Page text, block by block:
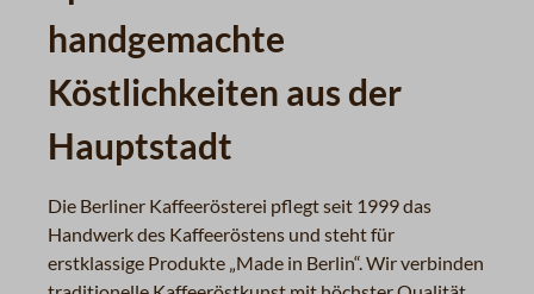
handgemachte
Köstlichkeiten aus der
Hauptstadt
Die Berliner Kaffeerösterei pflegt seit 1999 das
Handwerk des Kaffeeröstens und steht für
erstklassige Produkte „Made in Berlin“. Wir verbinden